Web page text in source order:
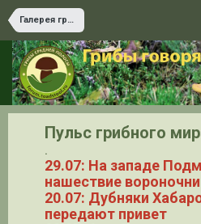
Галерея грибов
Пульс грибного
.
29.07: На западе
нашествие
20.07: Дубняки
передают привет